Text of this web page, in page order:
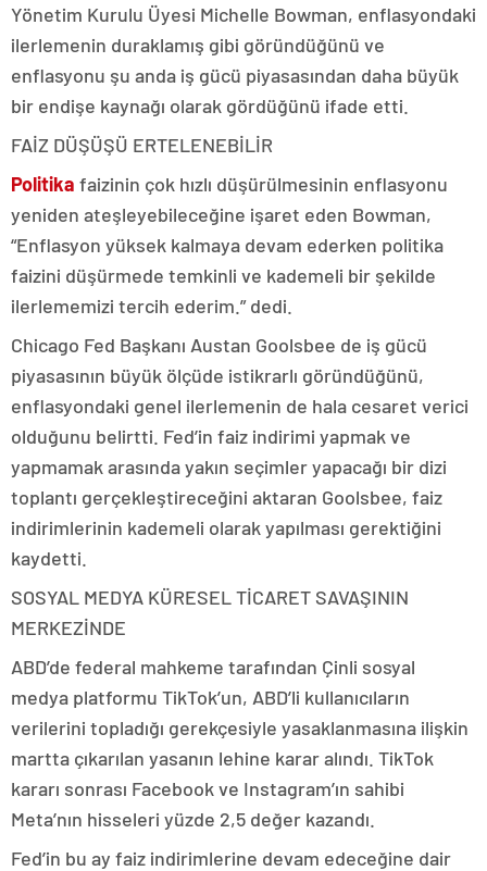
Yönetim Kurulu Üyesi Michelle Bowman, enflasyondaki
ilerlemenin duraklamış gibi göründüğünü ve
enflasyonu şu anda iş gücü piyasasından daha büyük
bir endişe kaynağı olarak gördüğünü ifade etti.
FAİZ DÜŞÜŞÜ ERTELENEBİLİR
Politika faizinin çok hızlı düşürülmesinin enflasyonu
yeniden ateşleyebileceğine işaret eden Bowman,
“Enflasyon yüksek kalmaya devam ederken politika
faizini düşürmede temkinli ve kademeli bir şekilde
ilerlememizi tercih ederim.” dedi.
Chicago Fed Başkanı Austan Goolsbee de iş gücü
piyasasının büyük ölçüde istikrarlı göründüğünü,
enflasyondaki genel ilerlemenin de hala cesaret verici
olduğunu belirtti. Fed’in faiz indirimi yapmak ve
yapmamak arasında yakın seçimler yapacağı bir dizi
toplantı gerçekleştireceğini aktaran Goolsbee, faiz
indirimlerinin kademeli olarak yapılması gerektiğini
kaydetti.
SOSYAL MEDYA KÜRESEL TİCARET SAVAŞININ
MERKEZİNDE
ABD’de federal mahkeme tarafından Çinli sosyal
medya platformu TikTok’un, ABD’li kullanıcıların
verilerini topladığı gerekçesiyle yasaklanmasına ilişkin
martta çıkarılan yasanın lehine karar alındı. TikTok
kararı sonrası Facebook ve Instagram’ın sahibi
Meta’nın hisseleri yüzde 2,5 değer kazandı.
Fed’in bu ay faiz indirimlerine devam edeceğine dair